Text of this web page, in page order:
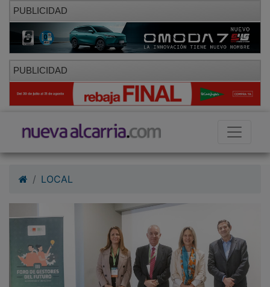
PUBLICIDAD
PUBLICIDAD